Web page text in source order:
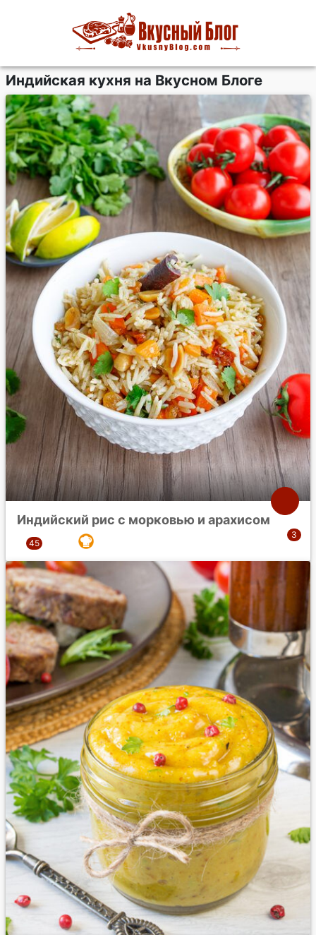
Индийская кухня на Вкусном Блоге
Индийский рис с морковью и арахисом